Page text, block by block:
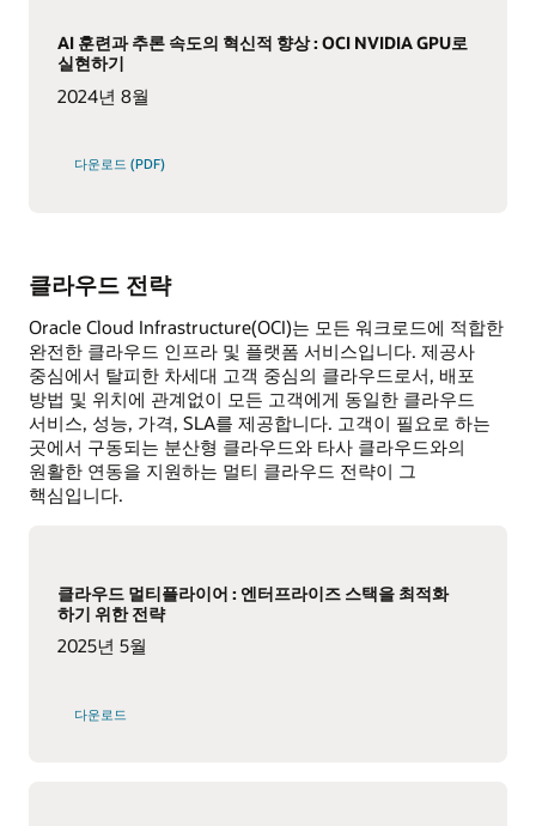
AI 훈련과 추론 속도의 혁신적 향상 : OCI NVIDIA GPU로
실현하기
2024년 8월
다운로드 (PDF)
클라우드 전략
Oracle Cloud Infrastructure(OCI)는 모든 워크로드에 적합한
완전한 클라우드 인프라 및 플랫폼 서비스입니다. 제공사
중심에서 탈피한 차세대 고객 중심의 클라우드로서, 배포
방법 및 위치에 관계없이 모든 고객에게 동일한 클라우드
서비스, 성능, 가격, SLA를 제공합니다. 고객이 필요로 하는
곳에서 구동되는 분산형 클라우드와 타사 클라우드와의
원활한 연동을 지원하는 멀티 클라우드 전략이 그
핵심입니다.
클라우드 멀티플라이어 : 엔터프라이즈 스택을 최적화
하기 위한 전략
2025년 5월
다운로드